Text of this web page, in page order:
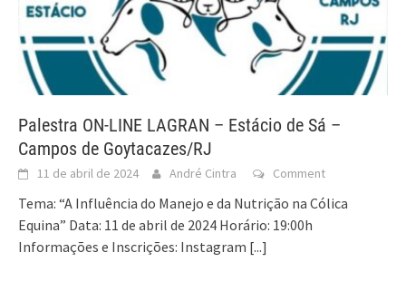
Palestra ON-LINE LAGRAN – Estácio de Sá –
Campos de Goytacazes/RJ
11 de abril de 2024 André Cintra Comment
Tema: “A Influência do Manejo e da Nutrição na Cólica
Equina” Data: 11 de abril de 2024 Horário: 19:00h
Informações e Inscrições: Instagram [...]